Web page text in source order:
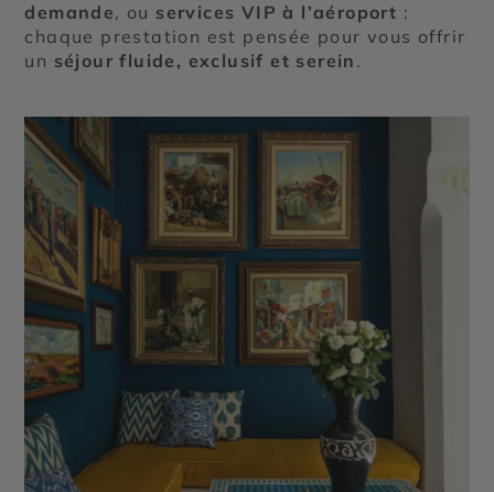
demande, ou services VIP à l’aéroport :
chaque prestation est pensée pour vous offrir
un séjour fluide, exclusif et serein .